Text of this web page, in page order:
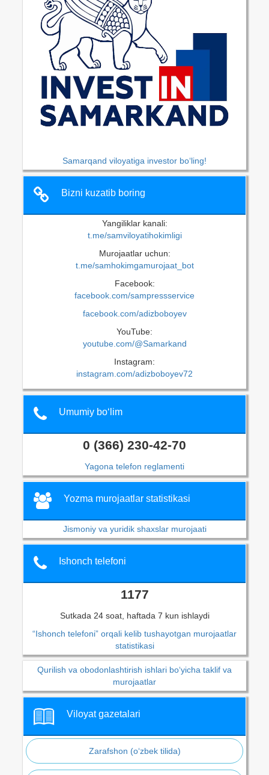
Samarqand viloyatiga investor bo‘ling!
Bizni kuzatib boring
Yangiliklar kanali:
t.me/samviloyatihokimligi
Murojaatlar uchun:
t.me/samhokimgamurojaat_bot
Facebook:
facebook.com/sampressservice
facebook.com/adizboboyev
YouTube:
youtube.com/@Samarkand
Instagram:
instagram.com/adizboboyev72
Umumiy bo‘lim
0 (366) 230-42-70
Yagona telefon reglamenti
Yozma murojaatlar statistikasi
Jismoniy va yuridik shaxslar murojaati
Ishonch telefoni
1177
Sutkada 24 soat, haftada 7 kun ishlaydi
“Ishonch telefoni” orqali kelib tushayotgan murojaatlar
statistikasi
Qurilish va obodonlashtirish ishlari bo‘yicha taklif va
murojaatlar
Viloyat gazetalari
Zarafshon (o‘zbek tilida)